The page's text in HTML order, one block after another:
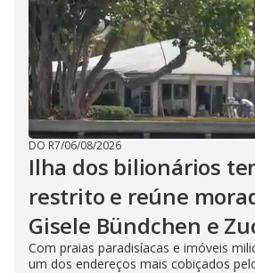
DO R7/06/08/2026
Ilha dos bilionários
restrito e reúne
Gisele Bündchen e
Com praias paradisíacas e imóveis
um dos endereços mais cobiçados